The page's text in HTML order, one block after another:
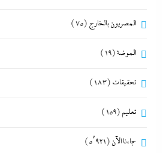
المصريون بالخارج (75)
الموضة(19)
تحقيقات (183)
تعليم (159)
جاءنا الآن (5٬921)